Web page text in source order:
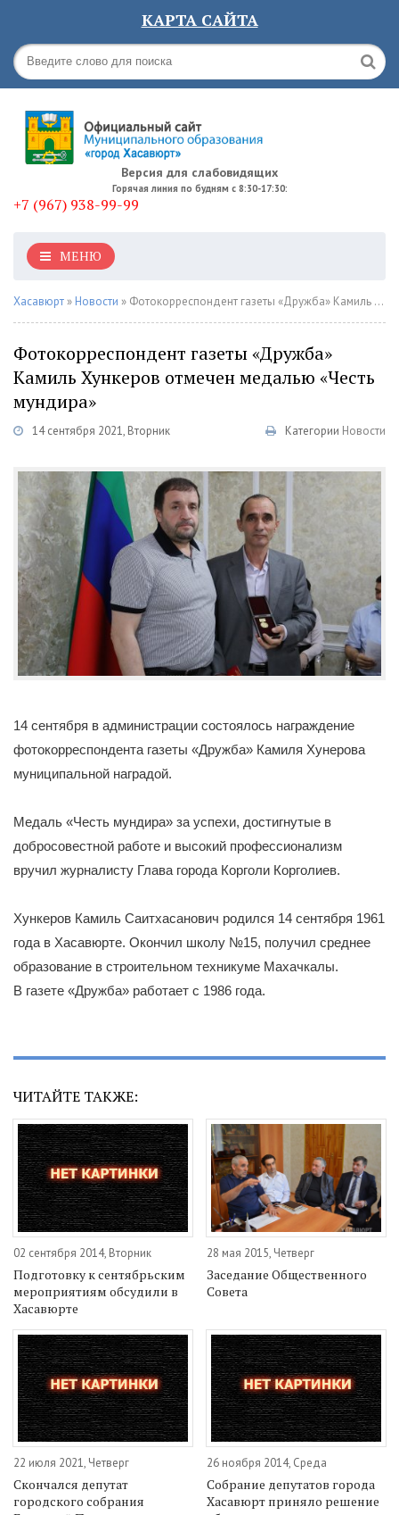
КАРТА САЙТА
Версия для слабовидящих
Горячая линия по будням с 8:30-17:30:
+7 (967) 938-99-99
МЕНЮ
Хасавюрт » Новости » Фотокорреспондент газеты «Дружба» Камиль Хункеров отмечен медалью «Честь мундира»
Фотокорреспондент газеты «Дружба»
Камиль Хункеров отмечен медалью «Честь
мундира»
14 сентября 2021, Вторник Категории Новости
14 сентября в администрации состоялось награждение
фотокорреспондента газеты «Дружба» Камиля Хунерова
муниципальной наградой.
Медаль «Честь мундира» за успехи, достигнутые в
добросовестной работе и высокий профессионализм
вручил журналисту Глава города Корголи Корголиев.
Хункеров Камиль Саитхасанович родился 14 сентября 1961
года в Хасавюрте. Окончил школу №15, получил среднее
образование в строительном техникуме Махачкалы.
В газете «Дружба» работает с 1986 года.
ЧИТАЙТЕ ТАКЖЕ:
02 сентября 2014, Вторник
Подготовку к сентябрьским
мероприятиям обсудили в
Хасавюрте
28 мая 2015, Четверг
Заседание Общественного
Совета
22 июля 2021, Четверг
Скончался депутат
городского собрания
26 ноября 2014, Среда
Собрание депутатов города
Хасавюрт приняло решение